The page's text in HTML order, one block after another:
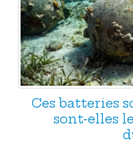
Ces batteries
sont-elles